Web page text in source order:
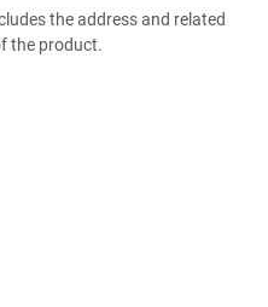
the address and related
the product.